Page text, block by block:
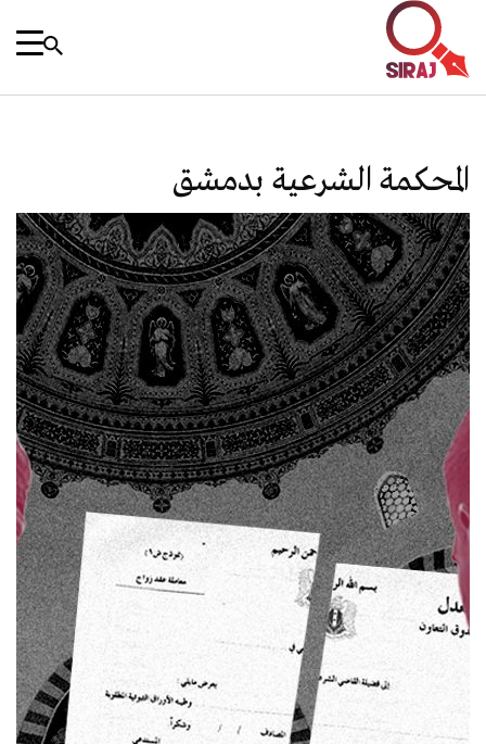
المحكمة الشرعية بدمشق